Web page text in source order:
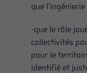
que
-que le rôle
collectivités
pour le
identifié et